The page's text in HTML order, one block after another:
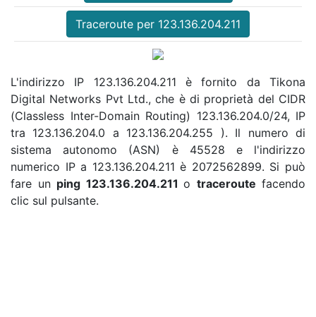
Traceroute per 123.136.204.211
L'indirizzo IP 123.136.204.211 è fornito da Tikona
Digital Networks Pvt Ltd., che è di proprietà del CIDR
(Classless Inter-Domain Routing) 123.136.204.0/24, IP
tra 123.136.204.0 a 123.136.204.255 ). Il numero di
sistema autonomo (ASN) è 45528 e l'indirizzo
numerico IP a 123.136.204.211 è 2072562899. Si può
fare un ping 123.136.204.211 o traceroute facendo
clic sul pulsante.